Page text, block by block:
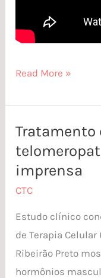
Read More »
Tratamento
imprensa
CTC
Estudo clínico
de Terapia Celular
Ribeirão Preto
hormônios
Tratamento
contra
a
telomeropatia
destaque
na
imprensa